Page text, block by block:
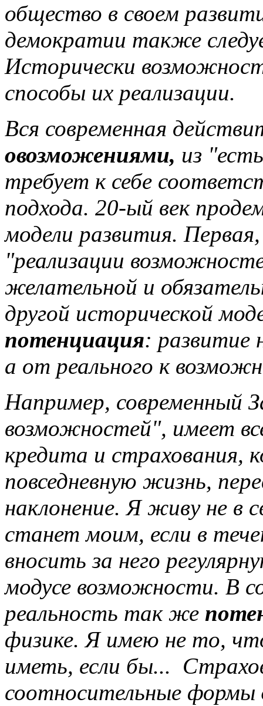
общество в своем
демократии также
Исторически
способы их реализации.
Вся современная
овозможениями, из
требует к себе
подхода. 20-ый век
модели развития.
"реализации
желательной и
другой исторической
потенциация: развитие
а от реального к
Например, современный
возможностей", имеет
кредита и страхования,
повседневную жизнь,
наклонение. Я живу не в
станет моим, если в
вносить за него
модусе возможности. В
реальность так же
физике. Я имею не то,
иметь, если бы...
соотносительные формы